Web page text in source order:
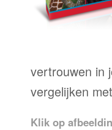
vertrouwen in
vergelijken
Klik op